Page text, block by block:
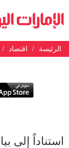
الرئيسة اقتصاد
استناداً إلى